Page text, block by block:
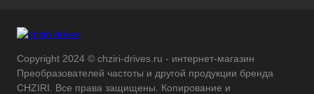
Copyright 2024 © chziri-drives.ru - интернет-магазин
Преобразователей частоты и другой продукции бренда
CHZIRI. Все права защищены. Копирование и